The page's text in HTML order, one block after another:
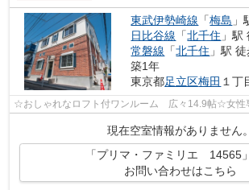
東武伊勢崎線 「梅島 」
日比谷線 「北千住 」駅
常磐線 「北千住 」駅
築1年
東京都足立区梅田 １丁
☆おしゃれなロフト付ワンルーム 広々14.9帖☆女
現在空室情報がありません。
「プリマ・ファミリエ 14565
お問い合わせはこちら